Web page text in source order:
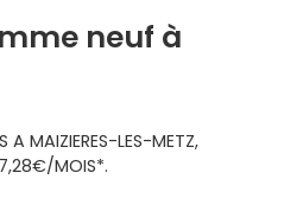
neuf à
A MAIZIERES-LES-METZ,
MOIS*.